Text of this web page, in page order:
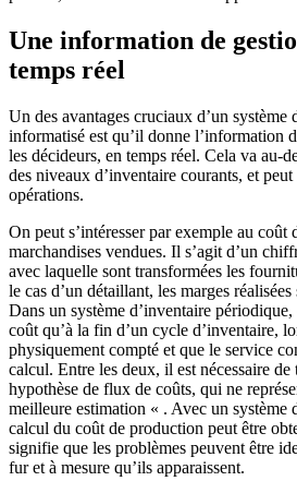
Une information de
temps réel
Un des avantages cruciaux d’un système
informatisé est qu’il donne l’information
les décideurs, en temps réel. Cela va au-
des niveaux d’inventaire courants, et
opérations.
On peut s’intéresser par exemple au coût
marchandises vendues. Il s’agit d’un
avec laquelle sont transformées les
le cas d’un détaillant, les marges
Dans un système d’inventaire
coût qu’à la fin d’un cycle d’inventaire,
physiquement compté et que le service
calcul. Entre les deux, il est nécessaire
hypothèse de flux de coûts, qui ne
meilleure estimation « . Avec un système
calcul du coût de production peut être
signifie que les problèmes peuvent être
fur et à mesure qu’ils apparaissent.